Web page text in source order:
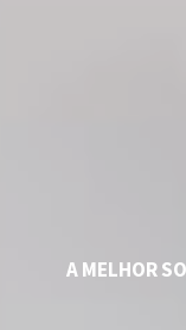
A MELHOR